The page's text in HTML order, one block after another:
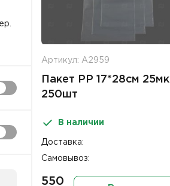
Артикул: А2959
Пакет PP 17*28см 25мк
250шт
В наличии
Доставка:
Самовывоз:
550